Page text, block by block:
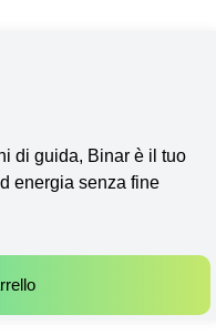
di guida, Binar è il tuo
energia senza fine